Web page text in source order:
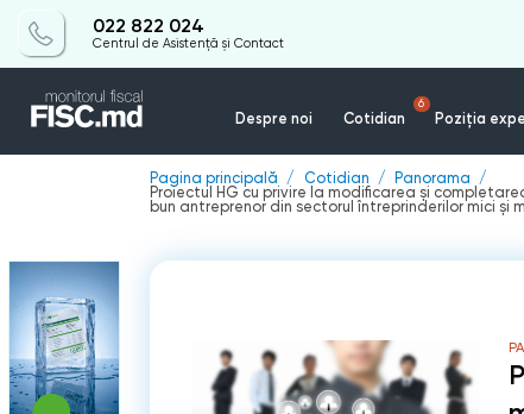
022 822 024
Centrul de Asistență și Contact
Despre noi Cotidian
6
Poziția
Pagina principală Cotidian
Panorama
Proiectul HG cu privire la modificarea şi
bun antreprenor din sectorul întreprinderilor mici şi